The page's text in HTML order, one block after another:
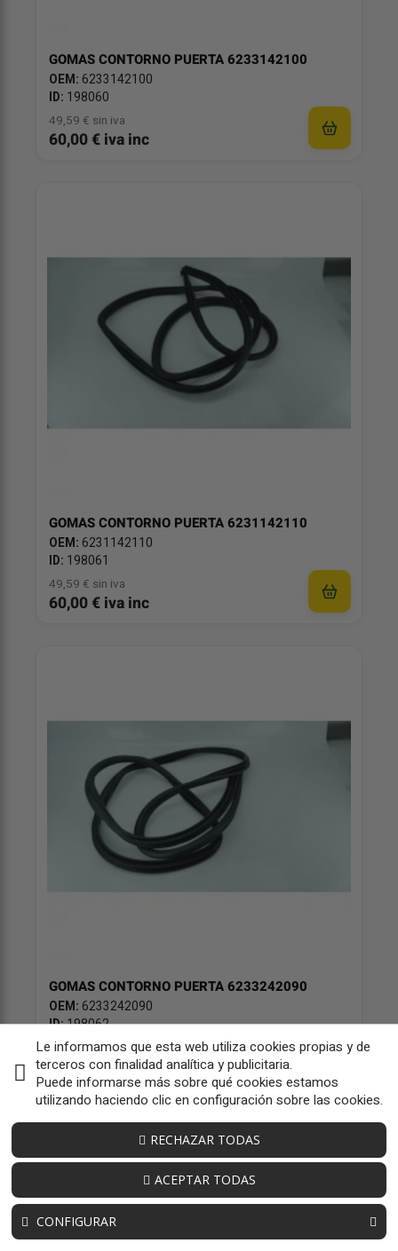
GOMAS CONTORNO PUERTA 6233142100
OEM: 6233142100
ID: 198060
49,59 € sin iva
60,00 € iva inc
GOMAS CONTORNO PUERTA 6231142110
OEM: 6231142110
ID: 198061
49,59 € sin iva
60,00 € iva inc
GOMAS CONTORNO PUERTA 6233242090
OEM: 6233242090
ID:198062
49,59 € sin iva
60,00 € iva inc
Le informamos que esta web utiliza cookies propias y de
terceros con finalidad analítica y publicitaria.
Puede informarse más sobre qué cookies estamos
utilizando haciendo clic en configuración sobre las cookies.
CONFIGURAR
RECHAZAR TODAS
ACEPTAR TODAS